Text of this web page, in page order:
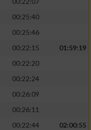
00:25:40
00:25:46
00:22:15
01:59:19
00:22:20
00:22:24
00:26:09
00:26:11
00:22:44
02:00:55